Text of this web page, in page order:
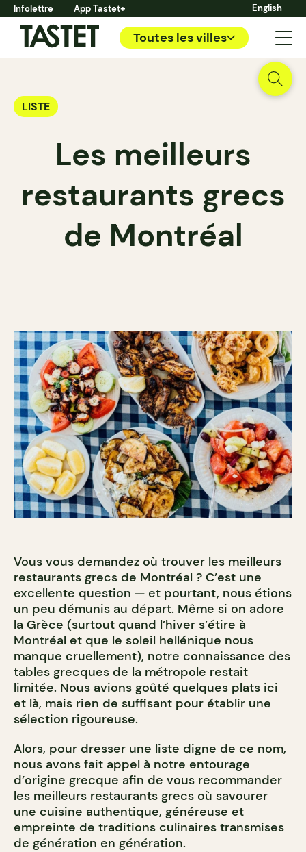
Infolettre App Tastet+ English
Toutes les villes
LISTE
Les meilleurs
restaurants grecs
de Montréal
Vous vous demandez où trouver les meilleurs
restaurants grecs de Montréal ? C’est une
excellente question — et pourtant, nous étions
un peu démunis au départ. Même si on adore
la Grèce (surtout quand l’hiver s’étire à
Montréal et que le soleil hellénique nous
manque cruellement), notre connaissance des
tables grecques de la métropole restait
limitée. Nous avions goûté quelques plats ici
et là, mais rien de suffisant pour établir une
sélection rigoureuse.
Alors, pour dresser une liste digne de ce nom,
nous avons fait appel à notre entourage
d’origine grecque afin de vous recommander
les meilleurs restaurants grecs où savourer
une cuisine authentique, généreuse et
empreinte de traditions culinaires transmises
de génération en génération.